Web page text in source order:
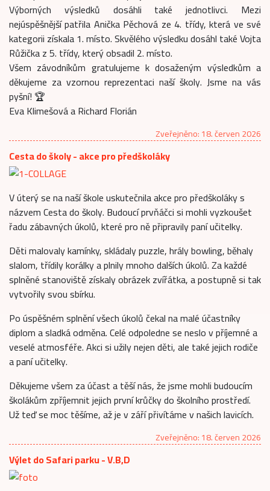
Výborných výsledků dosáhli také jednotlivci. Mezi
nejúspěšnější patřila Anička Pěchová ze 4. třídy, která ve své
kategorii získala 1. místo. Skvělého výsledku dosáhl také Vojta
Růžička z 5. třídy, který obsadil 2. místo.
Všem závodníkům gratulujeme k dosaženým výsledkům a
děkujeme za vzornou reprezentaci naší školy. Jsme na vás
pyšní! 🏆
Eva Klimešová a Richard Florián
Zveřejněno: 18. červen 2026
Cesta do školy - akce pro předškoláky
V úterý se na naší škole uskutečnila akce pro předškoláky s
názvem Cesta do školy. Budoucí prvňáčci si mohli vyzkoušet
řadu zábavných úkolů, které pro ně připravily paní učitelky.
Děti malovaly kamínky, skládaly puzzle, hrály bowling, běhaly
slalom, třídily korálky a plnily mnoho dalších úkolů. Za každé
splněné stanoviště získaly obrázek zvířátka, a postupně si tak
vytvořily svou sbírku.
Po úspěšném splnění všech úkolů čekal na malé účastníky
diplom a sladká odměna. Celé odpoledne se neslo v příjemné a
veselé atmosféře. Akci si užily nejen děti, ale také jejich rodiče
a paní učitelky.
Děkujeme všem za účast a těší nás, že jsme mohli budoucím
školákům zpříjemnit jejich první krůčky do školního prostředí.
Už teď se moc těšíme, až je v září přivítáme v našich lavicích.
Zveřejněno: 18. červen 2026
Výlet do Safari parku - V.B,D